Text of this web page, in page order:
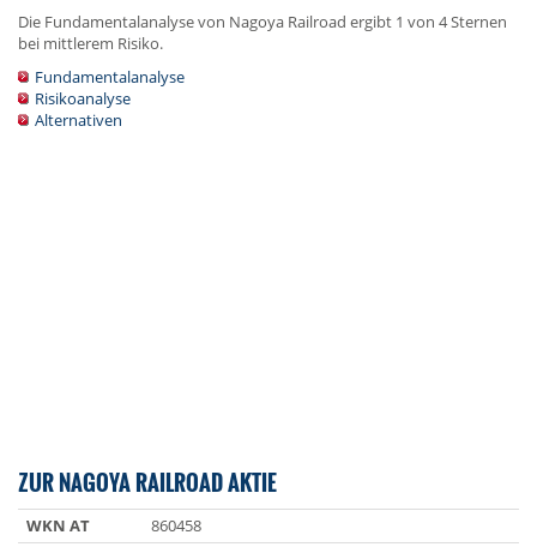
Die Fundamentalanalyse von Nagoya Railroad ergibt 1 von 4 Sternen
bei mittlerem Risiko.
Fundamentalanalyse
Risikoanalyse
Alternativen
ZUR NAGOYA RAILROAD AKTIE
WKN AT
860458